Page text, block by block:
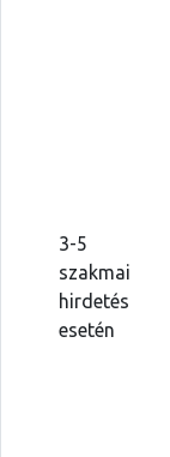
3-5
szakmai
hirdetés
esetén